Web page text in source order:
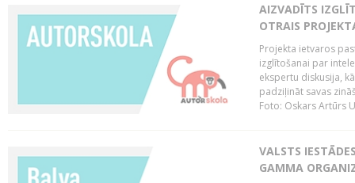
AIZVADĪTS
OTRAIS
Projekta ietvaros
izglītošanai par
ekspertu diskusija,
padziļināt savas
Foto: Oskars Artūrs
VALSTS
GAMMA